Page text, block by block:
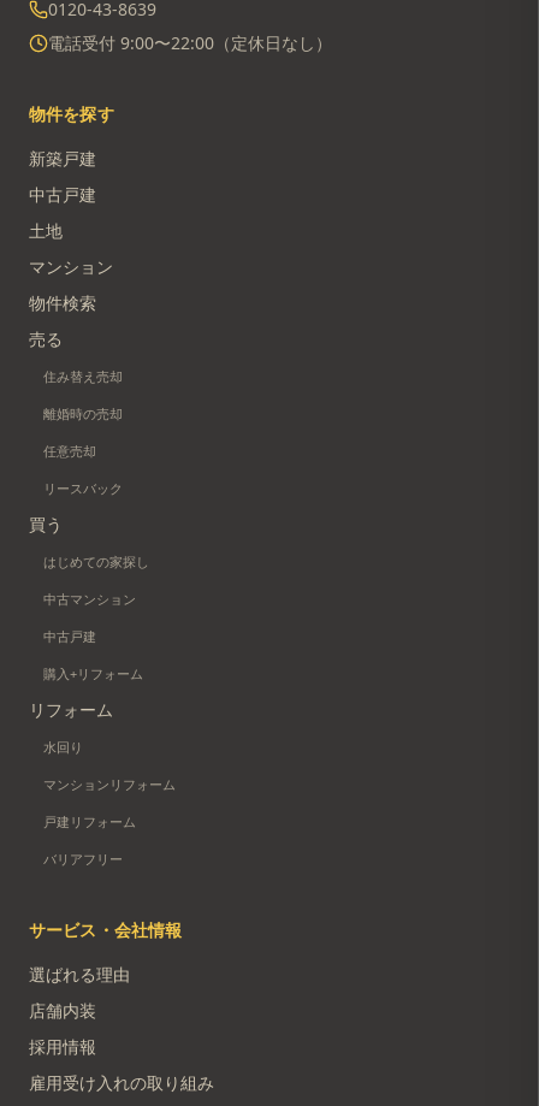
0120-43-8639
電話受付 9:00〜22:00（定休日なし）
物件を探す
新築戸建
中古戸建
土地
マンション
物件検索
売る
住み替え売却
離婚時の売却
任意売却
リースバック
買う
はじめての家探し
中古マンション
中古戸建
購入+リフォーム
リフォーム
水回り
マンションリフォーム
戸建リフォーム
バリアフリー
サービス・会社情報
選ばれる理由
店舗内装
採用情報
雇用受け入れの取り組み